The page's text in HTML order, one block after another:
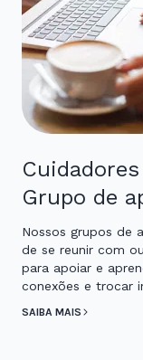
Grupo de
Nossos grupos de
de se reunir com
para apoiar e
conexões e trocar
SAIBA MAIS